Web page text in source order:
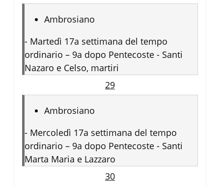
Ambrosiano
- Martedì 17a settimana del tempo
ordinario – 9a dopo Pentecoste - Santi
Nazaro e Celso, martiri
29
Ambrosiano
- Mercoledì 17a settimana del tempo
ordinario – 9a dopo Pentecoste - Santi
Marta Maria e Lazzaro
30